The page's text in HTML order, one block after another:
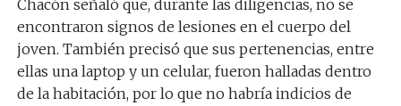
Chacón señaló que, durante las diligencias, no se
encontraron signos de lesiones en el cuerpo del
joven. También precisó que sus pertenencias, entre
ellas una laptop y un celular, fueron halladas dentro
de la habitación, por lo que no habría indicios de